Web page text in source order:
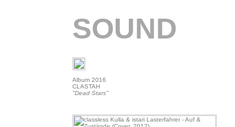
SOUND
Album 2016
CLASTAH
"Dead Stars"